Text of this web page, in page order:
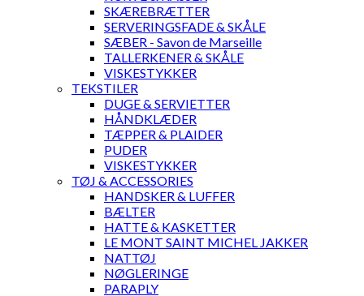
SKÆREBRÆTTER
SERVERINGSFADE & SKÅLE
SÆBER - Savon de Marseille
TALLERKENER & SKÅLE
VISKESTYKKER
TEKSTILER
DUGE & SERVIETTER
HÅNDKLÆDER
TÆPPER & PLAIDER
PUDER
VISKESTYKKER
TØJ & ACCESSORIES
HANDSKER & LUFFER
BÆLTER
HATTE & KASKETTER
LE MONT SAINT MICHEL JAKKER
NATTØJ
NØGLERINGE
PARAPLY